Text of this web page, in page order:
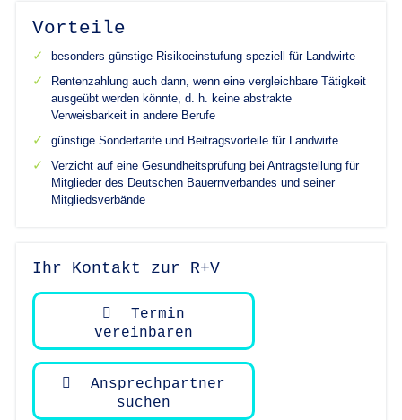
Vorteile
besonders günstige Risikoeinstufung speziell für Landwirte
Rentenzahlung auch dann, wenn eine vergleichbare Tätigkeit
ausgeübt werden könnte, d. h. keine abstrakte
Verweisbarkeit in andere Berufe
günstige Sondertarife und Beitragsvorteile für Landwirte
Verzicht auf eine Gesundheitsprüfung bei Antragstellung für
Mitglieder des Deutschen Bauernverbandes und seiner
Mitgliedsverbände
Ihr Kontakt zur R+V
Termin
vereinbaren
Ansprechpartner
suchen